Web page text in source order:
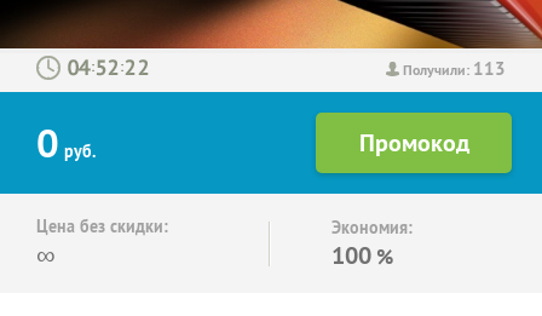
Получили: 113
: :
0 руб.
Цена без скидки:
∞
Экономия:
100 %